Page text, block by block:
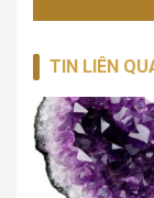
TIN LIÊN